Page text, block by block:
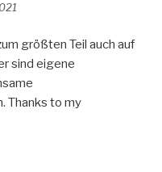
größten Teil auch auf
sind eigene
Thanks to my